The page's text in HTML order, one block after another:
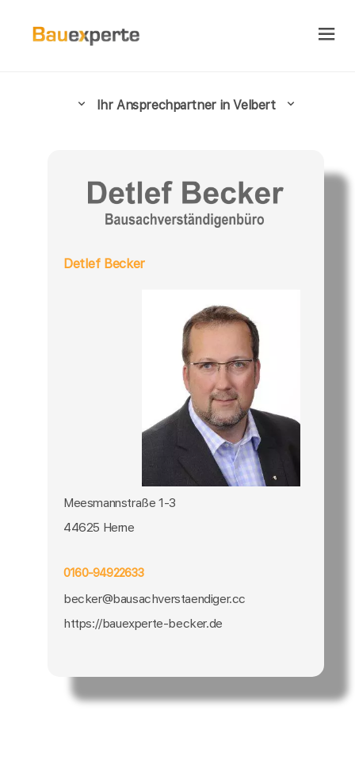
Ihr Ansprechpartner in Velbert
Detlef Becker
Meesmannstraße 1-3
44625 Herne
0160-94922633
becker@bausachverstaendiger.cc
https://bauexperte-becker.de